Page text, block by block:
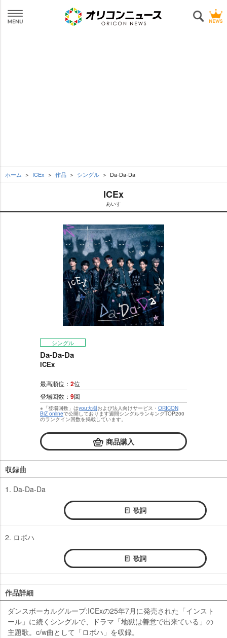
ホーム ICEx 作品 シングル Da-Da-Da
ICEx
あいす
シングル
Da-Da-Da
ICEx
最高順位： 2位
登場回数： 9回
※「登場回数」はyou大樹および法人向けサービス・ ORICON
BiZ onlineで公開しております週間シングルランキングTOP200
のランクイン回数を掲載しています。
商品購入
収録曲
1. Da-Da-Da
歌詞
2. ロボハ
歌詞
作品詳細
ダンスボーカルグループ:ICExの25年7月に発売された「インスト
ール」に続くシングルで、ドラマ「地獄は善意で出来ている」の
主題歌。c/w曲として「ロボハ」を収録。